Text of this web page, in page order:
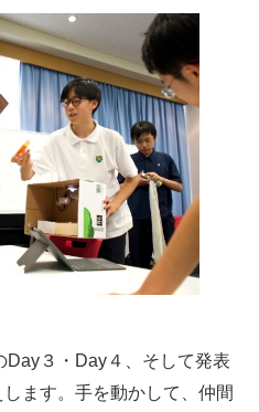
Day３・Day４、そして発表
ます。手を動かして、仲間